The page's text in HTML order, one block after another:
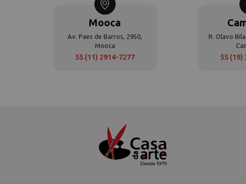
Mooca
Av. Paes de Barros, 2950,
Mooca
55 (11) 2914-7277
R. Olavo
55 (19)